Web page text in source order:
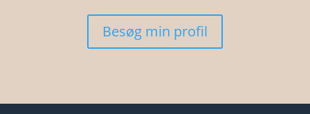
Besøg min profil